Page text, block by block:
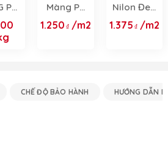
PE
Màng PE
Đổ Bê
Tông
1.250 /m2
Nilon Đen
Lót Sàn
2Mx400M
1.375 /m2
CHẾ ĐỘ BẢO HÀNH HƯỚNG DẪN